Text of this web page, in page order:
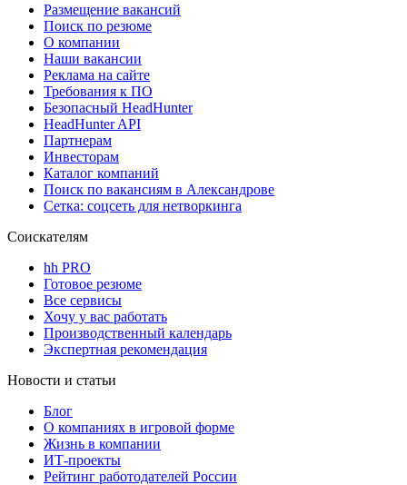
Размещение вакансий
Поиск по резюме
О компании
Наши вакансии
Реклама на сайте
Требования к ПО
Безопасный HeadHunter
HeadHunter API
Партнерам
Инвесторам
Каталог компаний
Поиск по вакансиям в Александрове
Сетка: соцсеть для нетворкинга
Соискателям
hh PRO
Готовое резюме
Все сервисы
Хочу у вас работать
Производственный календарь
Экспертная рекомендация
Новости и статьи
Блог
О компаниях в игровой форме
Жизнь в компании
ИТ-проекты
Рейтинг работодателей России